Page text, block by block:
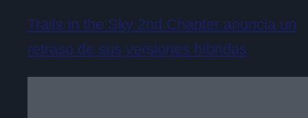
Trails in the Sky 2nd Chapter anuncia un
retraso de sus versiones híbridas